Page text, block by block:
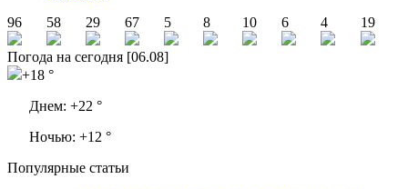
96
58 29 67 5 8 10 6 4 19
Погода на сегодня [06.08]
+18 °
Днем: +22 °
Ночью: +12 °
Популярные статьи